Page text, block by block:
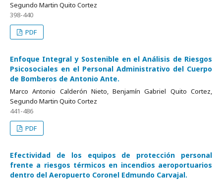
Segundo Martin Quito Cortez
398-440
PDF
Enfoque Integral y Sostenible en el Análisis de Riesgos
Psicosociales en el Personal Administrativo del Cuerpo
de Bomberos de Antonio Ante.
Marco Antonio Calderón Nieto, Benjamín Gabriel Quito Cortez,
Segundo Martin Quito Cortez
441-486
PDF
Efectividad de los equipos de protección personal
frente a riesgos térmicos en incendios aeroportuarios
dentro del Aeropuerto Coronel Edmundo Carvajal.